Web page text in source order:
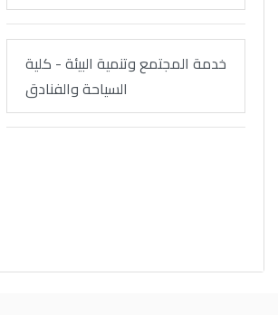
Prof. Nancy Mohamed Fawzy
University
خدمة المجتمع وتنمية البيئة - كلية
السياحة والفنادق